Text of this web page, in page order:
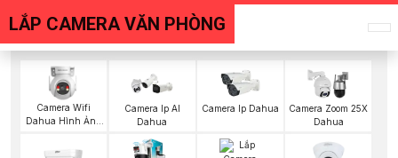
LẮP CAMERA VĂN PHÒNG
Camera Wifi
Dahua Hình Ảnh
Camera Ip AI
Dahua
Camera Ip Dahua
Camera Zoom 25X
Dahua